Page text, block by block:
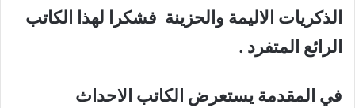
الذكريات الاليمة والحزينة فشكرا لهذا الكاتب
الرائع المتفرد .
في المقدمة يستعرض الكاتب الاحداث